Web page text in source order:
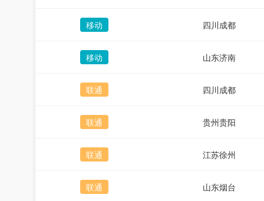
移动 四川成都
移动 山东济南
联通 四川成都
联通 贵州贵阳
联通 江苏徐州
联通 山东烟台